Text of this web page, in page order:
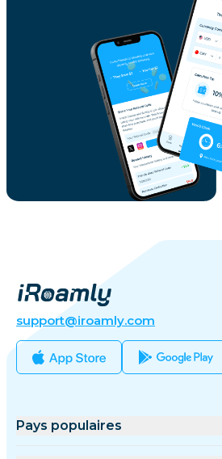
support@iroamly.com
Pays populaires